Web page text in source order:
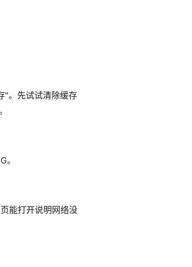
。先试试清除缓存
。
能打开说明网络没